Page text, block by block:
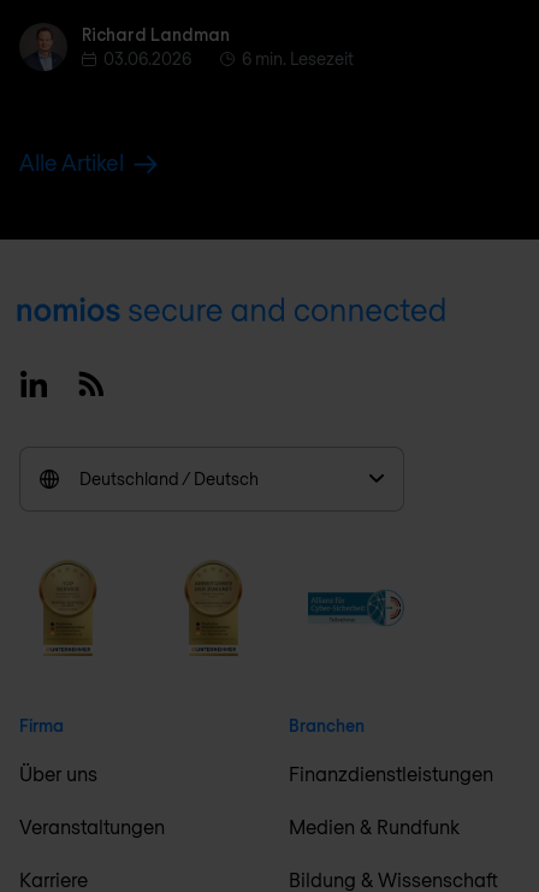
Richard Landman
Richard Landman
03.06.2026
6 min. Lesezeit
Alle Artikel
Footer
LinkedinRSS
Deutschland / Deutsch
Firma
Über uns
Veranstaltungen
Karriere
Branchen
Finanzdienstleistungen
Medien & Rundfunk
Bildung & Wissenschaft